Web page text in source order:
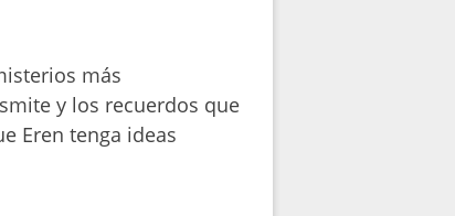
más
y los recuerdos que
Eren tenga ideas